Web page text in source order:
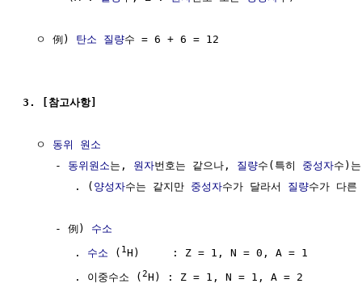
  ㅇ 例)
탄소 질량수 = 6 + 6 = 12
3. [참고사항]
  ㅇ
동위 원소
     -
동위원소는, 원자번호는 같으나, 질량수(특히 중성자수)
        . (
양성자수는 같지만 중성자수가 달라서 질량수가 다
     - 例)
수소
        .
수소 ( 1H)     : Z = 1, N = 0, A = 1
        . 이중수소 (
2H) : Z = 1, N = 1, A = 2